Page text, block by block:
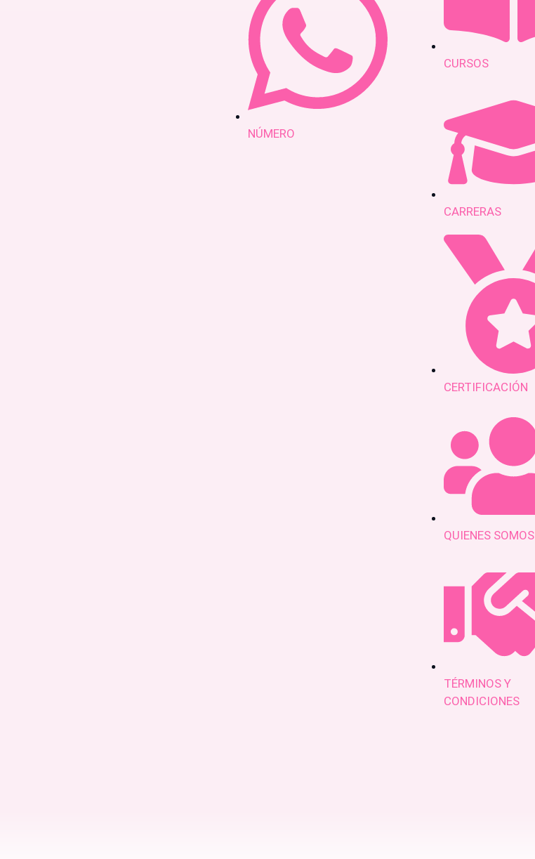
NÚMERO
CURSOS
CARRERAS
CERTIFICACIÓN
QUIENES SOMOS
TÉRMINOS Y
CONDICIONES